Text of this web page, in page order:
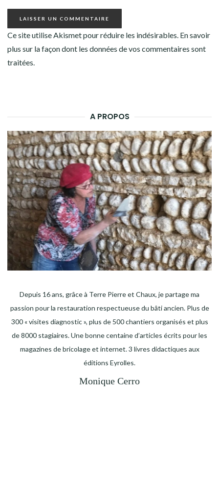
Ce site utilise Akismet pour réduire les indésirables. En savoir
plus sur la façon dont les données de vos commentaires sont
traitées
A PROPOS
Depuis 16 ans, grâce à Terre Pierre et Chaux, je partage ma
passion pour la restauration respectueuse du bâti ancien. Plus de
300 « visites diagnostic », plus de 500 chantiers organisés et plus
de 8000 stagiaires. Une bonne centaine d’articles écrits pour les
magazines de bricolage et internet. 3 livres didactiques aux
éditions Eyrolles.
Monique Cerro